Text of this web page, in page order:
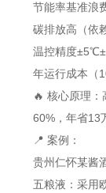
节能率基准浪
碳排放高（依
温控精度±5℃
年运行成本（
🔥 核心原理
60%，年省13
📍 案例：
贵州仁怀某酱
五粮液：采用